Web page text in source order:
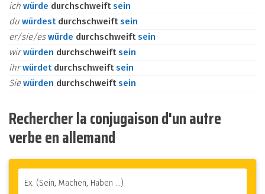
ich würde durchschweiftsein
du würdest durchschweiftsein
er/sie/eswürde durchschweiftsein
wirwürden durchschweiftsein
ihrwürdet durchschweiftsein
Siewürden durchschweiftsein
Rechercher la conjugaison d'un autre
verbe en allemand